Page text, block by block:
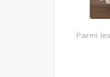
Parmi